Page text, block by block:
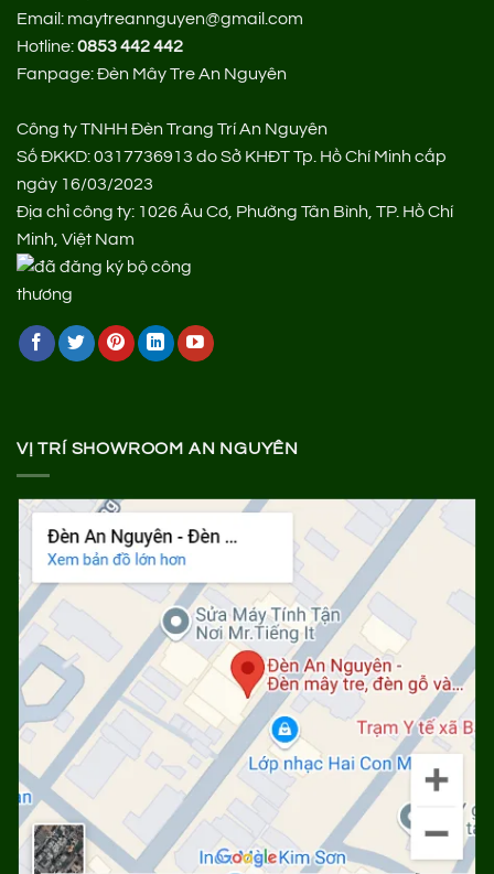
Email: maytreannguyen@gmail.com
Hotline:0853 442 442
Fanpage:Đèn Mây Tre An Nguyên
Công ty TNHH Đèn Trang Trí An Nguyên
Số ĐKKD: 0317736913 do Sở KHĐT Tp. Hồ Chí Minh cấp
ngày 16/03/2023
Địa chỉ công ty: 1026 Âu Cơ, Phường Tân Bình, TP. Hồ Chí
Minh, Việt Nam
VỊ TRÍ SHOWROOM AN NGUYÊN